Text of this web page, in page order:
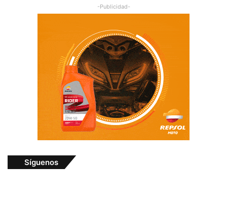
-Publicidad-
Síguenos